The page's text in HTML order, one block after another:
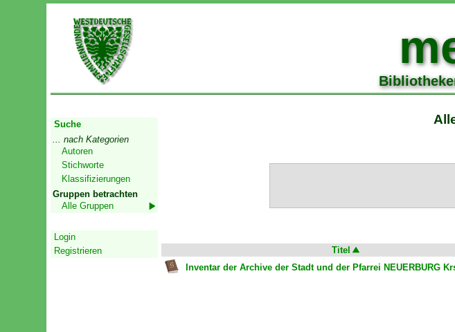
Suche
... nach Kategorien
Autoren
Stichworte
Klassifizierungen
Gruppen betrachten
Alle Gruppen
Login
Registrieren
Titel
Inventar der Archive der Stadt und der Pfarrei NEUERBURG